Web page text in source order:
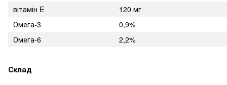
вітамін E
120 мг
Омега-3
0,9%
Омега-6
2,2%
Склад